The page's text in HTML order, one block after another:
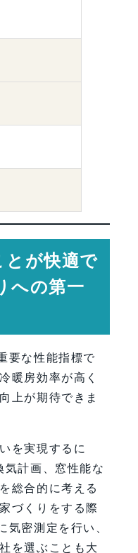
とが快適で
への第一
要な性能指標で
暖房効率が高く
上が期待できま
を実現するに
気計画、窓性能な
総合的に考える
づくりをする際
気密測定を行い、
を選ぶことも大